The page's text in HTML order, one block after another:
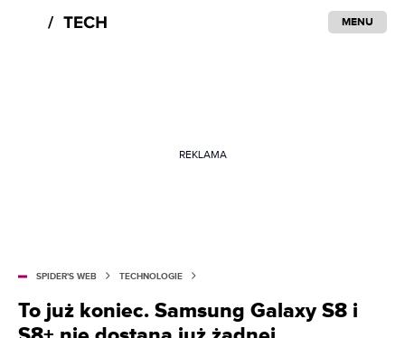
MENU
REKLAMA
SPIDER'S WEB TECHNOLOGIE
To już koniec. Samsung Galaxy S8 i